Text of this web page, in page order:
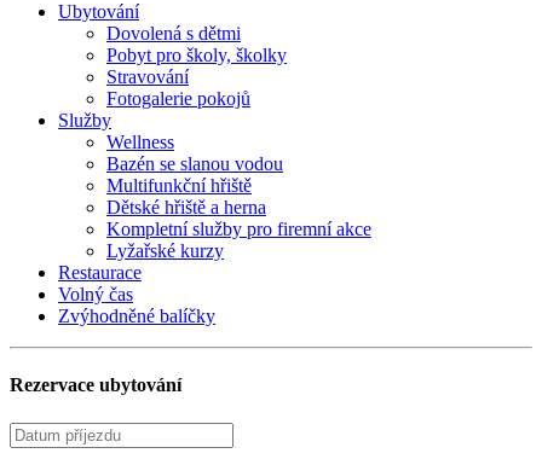
Ubytování
Dovolená s dětmi
Pobyt pro školy, školky
Stravování
Fotogalerie pokojů
Služby
Wellness
Bazén se slanou vodou
Multifunkční hřiště
Dětské hřiště a herna
Kompletní služby pro firemní akce
Lyžařské kurzy
Restaurace
Volný čas
Zvýhodněné balíčky
Rezervace ubytování